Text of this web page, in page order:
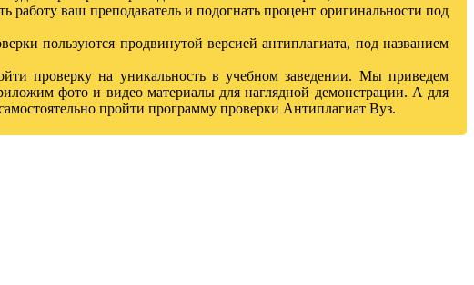
работу ваш преподаватель и подогнать процент оригинальности под
пользуются продвинутой версией антиплагиата, под названием
проверку на уникальность в учебном заведении. Мы приведем
фото и видео материалы для наглядной демонстрации. А для
пройти программу проверки Антиплагиат Вуз.